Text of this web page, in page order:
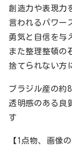
創造力や表現力
言われるパワー
勇気と自信を与
また整理整頓の
捨てられない方
ブラジル産の約
透明感のある良
す
【1点物、画像